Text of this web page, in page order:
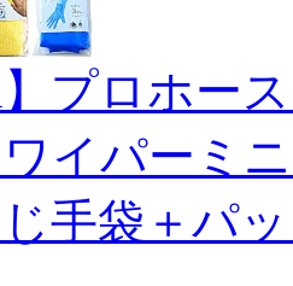
】プロホー
イパーミ
手袋＋パ